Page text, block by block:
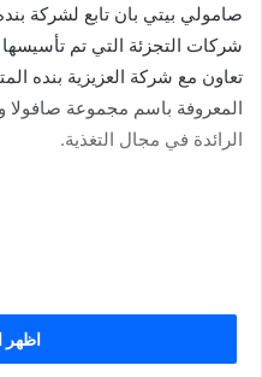
صامولي بيتي بان تابع لشركة
تعاون مع شركة العزيزية بنده
المعروفة باسم مجموعة صافولا
الرائدة في مجال التغذية.
لدى بنده العديد من أنواع
بيتي بان أبيض، ونظرًا لأنه يتم
اظهر